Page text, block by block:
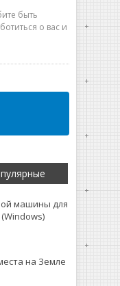
быть
о вас и
машины для
на Земле